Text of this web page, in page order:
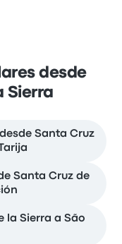
desde
Sierra
Santa Cruz
Santa Cruz de
la Sierra a São